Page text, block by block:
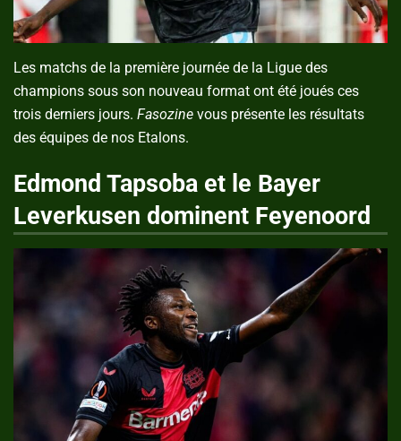
Les matchs de la première journée de la Ligue des
champions sous son nouveau format ont été joués ces
trois derniers jours. Fasozine vous présente les résultats
des équipes de nos Etalons.
Edmond Tapsoba et le Bayer
Leverkusen dominent Feyenoord